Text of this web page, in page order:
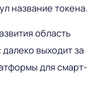
название токена.
область
выходит за
для смарт-